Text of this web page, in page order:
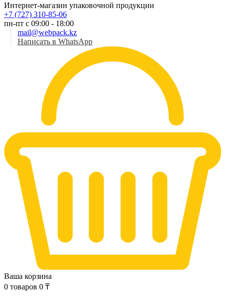
Интернет-магазин упаковочной продукции
+7 (727) 310-85-06
пн-пт с 09:00 - 18:00
mail@webpack.kz
Написать в WhatsApp
Ваша корзина
0 товаров 0 ₸